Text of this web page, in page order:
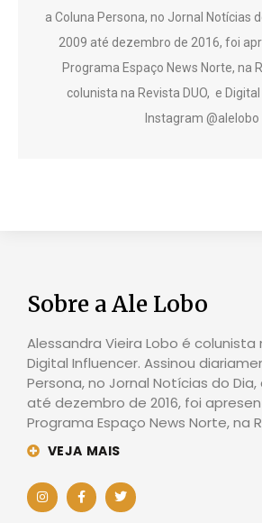
a Coluna Persona, no Jornal Notícias
2009 até dezembro de 2016, foi
Programa Espaço News Norte, na
colunista na Revista DUO, e
Instagram @alelobo
Sobre a Ale Lobo
Alessandra Vieira Lobo é colunista
Digital Influencer. Assinou
Persona, no Jornal Notícias do Dia,
até dezembro de 2016, foi
Programa Espaço News Norte, na
VEJA MAIS